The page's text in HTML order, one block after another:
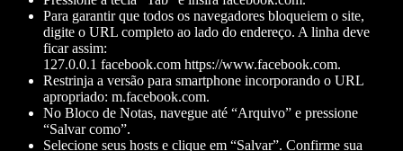
Para garantir que todos os navegadores bloqueiem o site,
digite o URL completo ao lado do endereço. A linha deve
ficar assim:
127.0.0.1 facebook.com https://www.facebook.com.
Restrinja a versão para smartphone incorporando o URL
apropriado: m.facebook.com.
No Bloco de Notas, navegue até “Arquivo” e pressione
“Salvar como”.
Selecione seus hosts e clique em “Salvar”. Confirme sua